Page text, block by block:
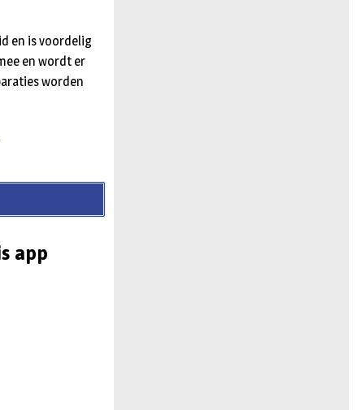
en is voordelig
en wordt er
worden
app